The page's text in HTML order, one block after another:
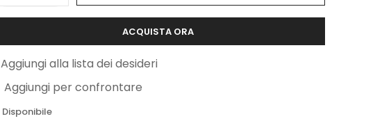
ACQUISTA ORA
Aggiungi alla lista dei desideri
Aggiungi per confrontare
Disponibile